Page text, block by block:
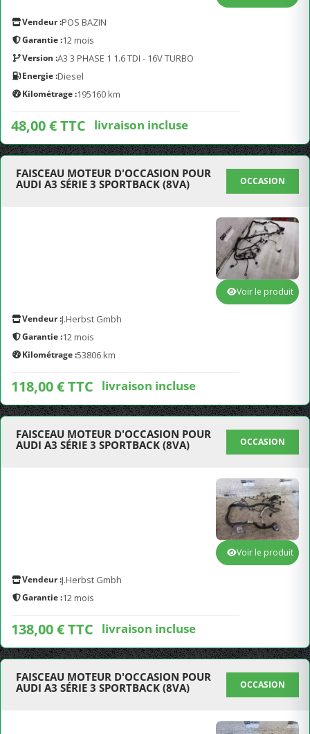
Vendeur :POS BAZIN
Garantie :12 mois
Version :A3 3 PHASE 1 1.6 TDI - 16V TURBO
Energie :Diesel
Kilométrage :195160 km
48,00 € TTC livraison incluse
FAISCEAU MOTEUR D'OCCASION POUR
AUDI A3 SÉRIE 3 SPORTBACK (8VA)
OCCASION
Vendeur :J.Herbst Gmbh
Garantie :12 mois
Kilométrage :53806 km
118,00 € TTC livraison incluse
Voir le produit
FAISCEAU MOTEUR D'OCCASION POUR
AUDI A3 SÉRIE 3 SPORTBACK (8VA)
OCCASION
Vendeur :J.Herbst Gmbh
Garantie :12 mois
138,00 € TTC livraison incluse
Voir le produit
FAISCEAU MOTEUR D'OCCASION POUR
AUDI A3 SÉRIE 3 SPORTBACK (8VA)
OCCASION